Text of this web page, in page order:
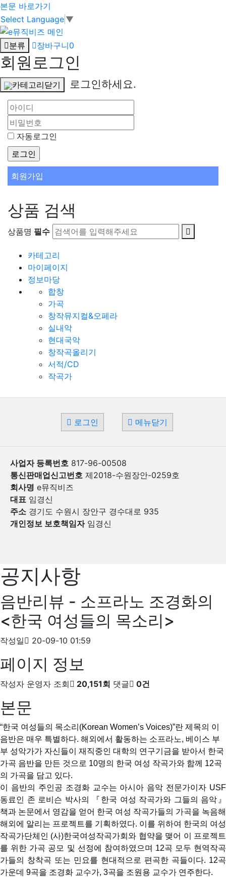
본문 바로가기
Select Language ▼
분류 장바구니0
회원로그인
카테고리닫기 로그인하세요.
자동로그인
회원가입
상품 검색
상품명 필수
카테고리
마이페이지
정보마당
합창
가곡
창작뮤지컬&오페라
실내악
현대국악
창작곡올리기
서적/CD
작곡가
로그인 메뉴닫기
사업자 등록번호 817-96-00508
통신판매업신고번호 제2018-수원장안-0259호
회사명 e뮤직비즈
대표 임경신
주소 경기도 수원시 장안구 경수대로 935
개인정보 보호책임자임경신
공지사항
음반리뷰 - 소프라노 조경화의
<한국 여성들의 목소리>
작성일 20-09-10 01:59
페이지 정보
작성자 운영자 조회 20,151회 댓글 0건
본문
“한국 여성들의 목소리 (Korean Women’s Voices)”란 제목의 이
음반은 매우 특별하다. 해외에서 활동하는 소프라노, 베이스 부
부 성악가가 자신들이 재직중인 대학의 연구기금을 받아서 한국
가곡 음반을 만든 것으로 10명의 한국 여성 작곡가와 함께 12곡
의 가곡을 담고 있다.
이
음반의 주인공 조경화 교수는 아시아 음악 전문가이자 USF
동료인 존 로비슨 박사의 『한국 여성 작곡가와 그들의 음악』
책과 논문에서 영감을 얻어 한국 여성 작곡가들의 가곡을 녹음해
해외에 알리는 프로젝트를 기획하였다. 이를 위하여 한국의 여성
작곡가단체인 (사)한국여성작곡가회와 협약을 맺어 이
프로젝트
를 위한 가곡 공모 및 선정에 참여하였으며 12곡 모두 현역작곡
가들의
창착곡 또는 민요를 현대적으로 편곡한 곡들이다. 12곡
가운데 9곡을 조경화 교수가, 3곡을 조원용 교수가 연주한다.